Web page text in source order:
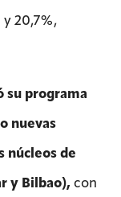
20,7%,
su programa
nuevas
núcleos de
y Bilbao), con